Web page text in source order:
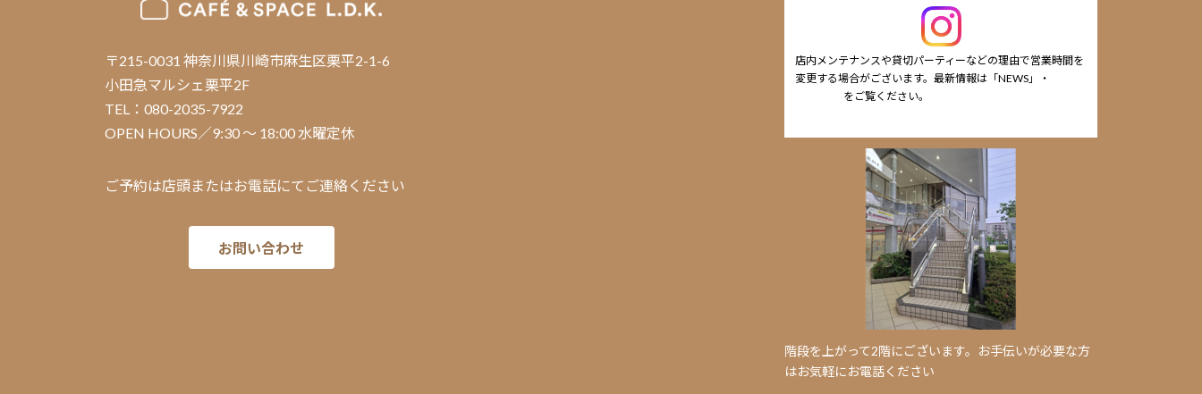
〒215-0031 神奈川県川崎市麻生区栗平2-1-6
小田急マルシェ栗平2F
TEL：080-2035-7922
OPEN HOURS／9:30 ～ 18:00 水曜定休
ご予約は店頭またはお電話にてご連絡ください
お問い合わせ
店内メンテナンスや貸切パーティーなどの理由で営業時間を
変更する場合がございます。最新情報は「NEWS」・
をご覧ください。
階段を上がって2階にございます。お手伝いが必要な方
はお気軽にお電話ください